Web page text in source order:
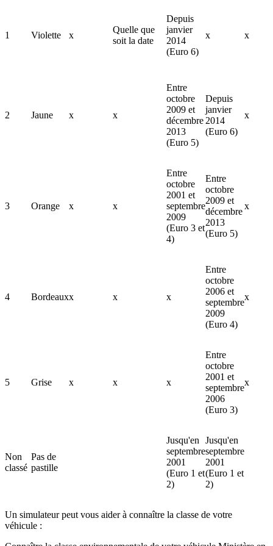
1 Violette x
Quelle que
soit la date
Depuis
janvier
2014
(Euro 6)
x x
2 Jaune x x
Entre
octobre
2009 et
décembre
2013
(Euro 5)
Depuis
janvier
2014
(Euro 6)
x
3 Orange x x
Entre
octobre
2001 et
septembre
2009
(Euro 3 et
4)
Entre
octobre
2009 et
décembre
2013
(Euro 5)
x
4 Bordeauxx x x
Entre
octobre
2006 et
septembre
2009
(Euro 4)
x
5 Grise x x x
Entre
octobre
2001 et
septembre
2006
(Euro 3)
x
Non
classé
Pas de
pastille
Jusqu'en
septembre
2001
(Euro 1 et
2)
Jusqu'en
septembre
2001
(Euro 1 et
2)
Un simulateur peut vous aider à connaître la classe de votre
véhicule :